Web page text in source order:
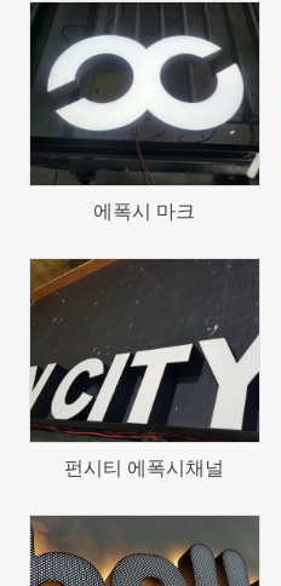
633
에폭시 마크
펀시티 에폭시채널
583